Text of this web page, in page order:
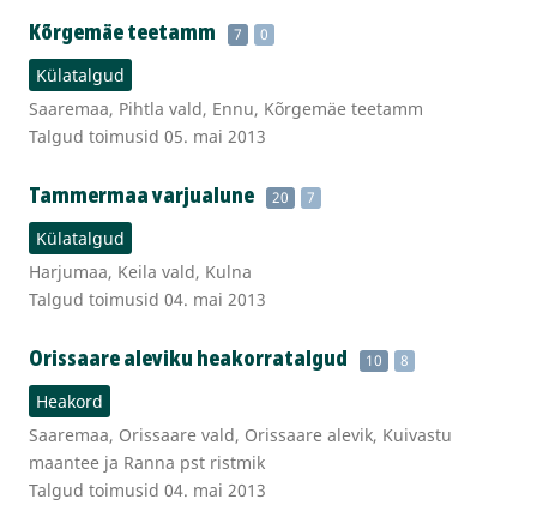
Kõrgemäe teetamm 7 0
Külatalgud
Saaremaa, Pihtla vald, Ennu, Kõrgemäe teetamm
Talgud toimusid 05. mai 2013
Tammermaa varjualune 20 7
Külatalgud
Harjumaa, Keila vald, Kulna
Talgud toimusid 04. mai 2013
Orissaare aleviku heakorratalgud 10 8
Heakord
Saaremaa, Orissaare vald, Orissaare alevik, Kuivastu
maantee ja Ranna pst ristmik
Talgud toimusid 04. mai 2013